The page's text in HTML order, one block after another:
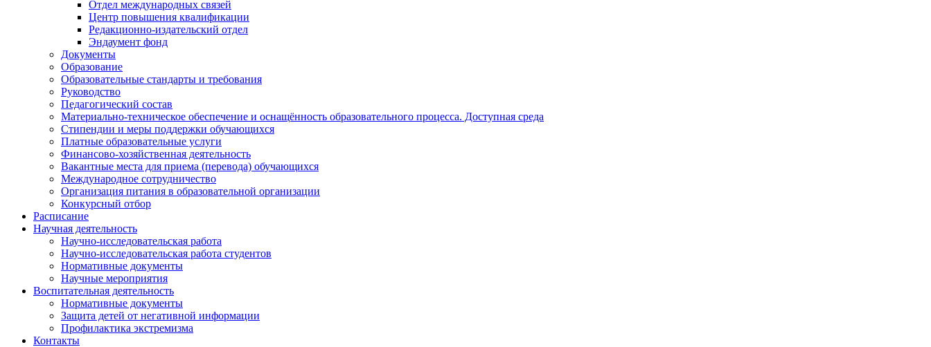
Отдел международных связей
Центр повышения квалификации
Редакционно-издательский отдел
Эндаумент фонд
Документы
Образование
Образовательные стандарты и требования
Руководство
Педагогический состав
Материально-техническое обеспечение и оснащённость образовательного процесса. Доступная среда
Стипендии и меры поддержки обучающихся
Платные образовательные услуги
Финансово-хозяйственная деятельность
Вакантные места для приема (перевода) обучающихся
Международное сотрудничество
Организация питания в образовательной организации
Конкурсный отбор
Расписание
Научная деятельность
Научно-исследовательская работа
Научно-исследовательская работа студентов
Нормативные документы
Научные мероприятия
Воспитательная деятельность
Нормативные документы
Защита детей от негативной информации
Профилактика экстремизма
Контакты